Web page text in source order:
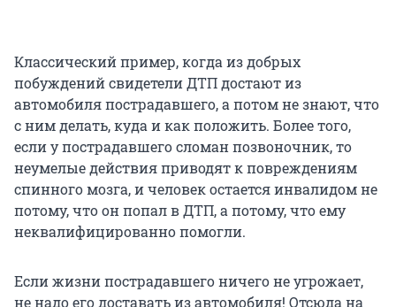
Классический пример, когда из добрых
побуждений свидетели ДТП достают из
автомобиля пострадавшего, а потом не знают, что
с ним делать, куда и как положить. Более того,
если у пострадавшего сломан позвоночник, то
неумелые действия приводят к повреждениям
спинного мозга, и человек остается инвалидом не
потому, что он попал в ДТП, а потому, что ему
неквалифицированно помогли.
Если жизни пострадавшего ничего не угрожает,
не надо его доставать из автомобиля! Отсюда на